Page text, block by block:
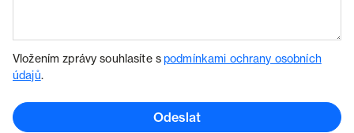
Vložením zprávy souhlasíte spodmínkami ochrany osobních
údajů.
Odeslat